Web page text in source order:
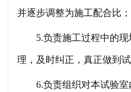
并逐步调整为施工配合比；
5.负责施工过程中的
理，及时纠正，真正做到
6.负责组织对本试验